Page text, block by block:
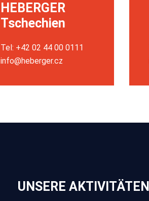
HEBERGER
Tschechien
Tel: +42 02 44 00 0111
info@heberger.cz
UNSERE AKTIVITÄTEN